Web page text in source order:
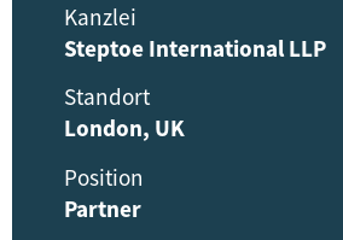
Kanzlei
Steptoe International LLP
Standort
London, UK
Position
Partner